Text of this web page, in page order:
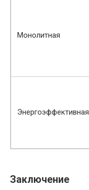
Монолитная
Энергоэффективная
Заключение